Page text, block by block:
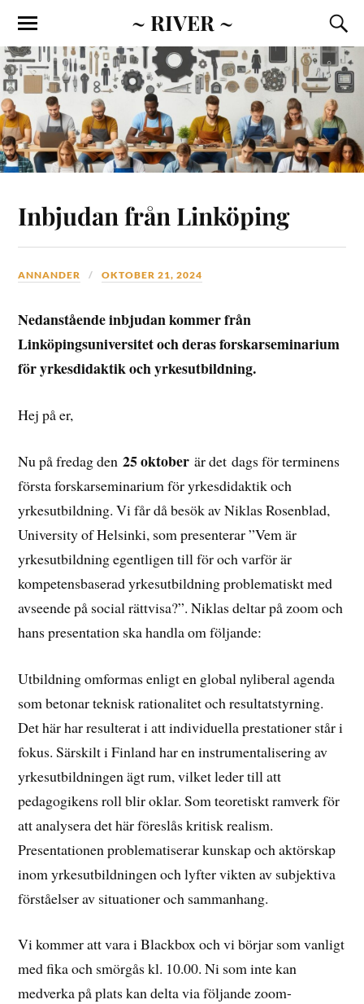
~ RIVER ~
Inbjudan från Linköping
ANNANDER OKTOBER 21, 2024
Nedanstående inbjudan kommer från
Linköpingsuniversitet och deras forskarseminarium
för yrkesdidaktik och yrkesutbildning.
Hej på er,
Nu på fredag den25 oktober är det dags för terminens
första forskarseminarium för yrkesdidaktik och
yrkesutbildning. Vi får då besök av Niklas Rosenblad,
University of Helsinki, som presenterar ”Vem är
yrkesutbildning egentligen till för och varför är
kompetensbaserad yrkesutbildning problematiskt med
avseende på social rättvisa?”. Niklas deltar på zoom och
hans presentation ska handla om följande:
Utbildning omformas enligt en global nyliberal agenda
som betonar teknisk rationalitet och resultatstyrning.
Det här har resulterat i att individuella prestationer står i
fokus. Särskilt i Finland har en instrumentalisering av
yrkesutbildningen ägt rum, vilket leder till att
pedagogikens roll blir oklar. Som teoretiskt ramverk för
att analysera det här föreslås kritisk realism.
Presentationen problematiserar kunskap och aktörskap
inom yrkesutbildningen och lyfter vikten av subjektiva
förståelser av situationer och sammanhang.
Vi kommer att vara i Blackbox och vi börjar som vanligt
med fika och smörgås kl. 10.00. Ni som inte kan
medverka på plats kan delta via följande zoom-